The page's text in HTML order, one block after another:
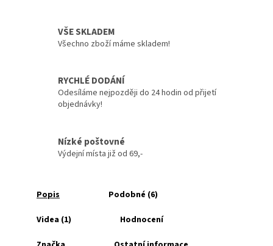
VŠE SKLADEM
Všechno zboží máme skladem!
RYCHLÉ DODÁNÍ
Odesíláme nejpozději do 24 hodin od přijetí
objednávky!
Nízké poštovné
Výdejní místa již od 69,-
Popis Podobné (6)
Videa (1) Hodnocení